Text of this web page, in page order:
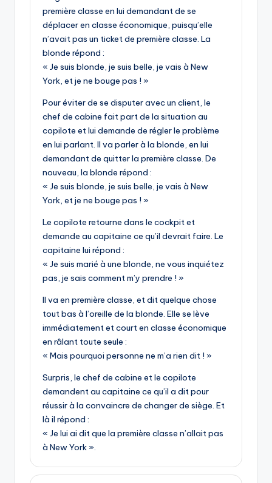
première classe en lui demandant de se
déplacer en classe économique, puisqu’elle
n’avait pas un ticket de première classe. La
blonde répond :
« Je suis blonde, je suis belle, je vais à New
York, et je ne bouge pas ! »
Pour éviter de se disputer avec un client, le
chef de cabine fait part de la situation au
copilote et lui demande de régler le problème
en lui parlant. Il va parler à la blonde, en lui
demandant de quitter la première classe. De
nouveau, la blonde répond :
« Je suis blonde, je suis belle, je vais à New
York, et je ne bouge pas ! »
Le copilote retourne dans le cockpit et
demande au capitaine ce qu’il devrait faire. Le
capitaine lui répond :
« Je suis marié à une blonde, ne vous inquiétez
pas, je sais comment m’y prendre ! »
Il va en première classe, et dit quelque chose
tout bas à l’oreille de la blonde. Elle se lève
immédiatement et court en classe économique
en râlant toute seule :
« Mais pourquoi personne ne m’a rien dit ! »
Surpris, le chef de cabine et le copilote
demandent au capitaine ce qu’il a dit pour
réussir à la convaincre de changer de siège. Et
là il répond :
« Je lui ai dit que la première classe n’allait pas
à New York ».